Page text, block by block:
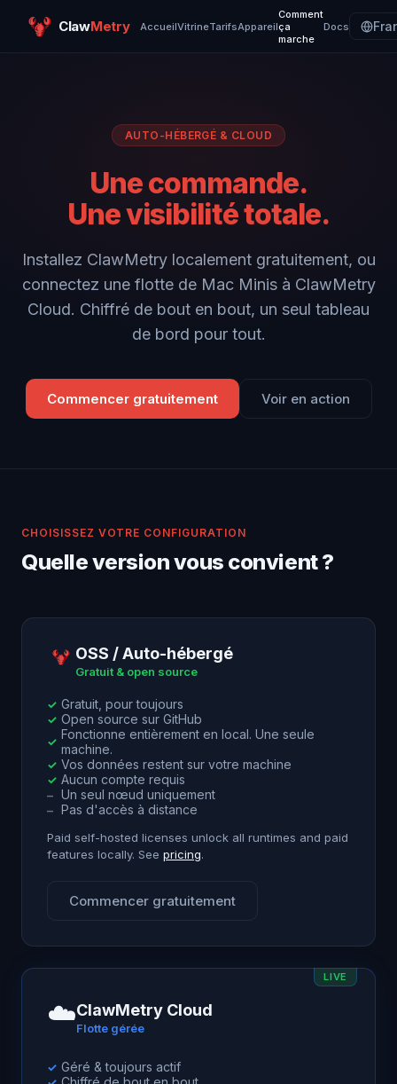
ClawMetry AccueilVitrineTarifsAppareil
Comment
ça
marche
Docs
AUTO-HÉBERGÉ & CLOUD
Une commande.
Une visibilité totale.
Installez ClawMetry localement gratuitement, ou
connectez une flotte de Mac Minis à ClawMetry
Cloud. Chiffré de bout en bout, un seul tableau
de bord pour tout.
Commencer gratuitement Voir en action
CHOISISSEZ VOTRE CONFIGURATION
Quelle version vous convient ?
OSS / Auto-hébergé
Gratuit & open source
✓ Gratuit, pour toujours
✓ Open source sur GitHub
✓ Fonctionne entièrement en local. Une seule
machine.
✓ Vos données restent sur votre machine
✓ Aucun compte requis
– Un seul nœud uniquement
– Pas d'accès à distance
Paid self-hosted licenses unlock all runtimes and paid
features locally. See pricing.
Commencer gratuitement
LIVE
☁️ClawMetry Cloud
Flotte gérée
✓ Géré & toujours actif